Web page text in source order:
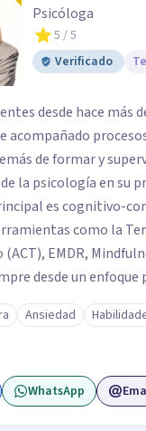
Psicóloga
5 / 5
Verificado
desde hace más
acompañado
de formar y
la psicología en su
es cognitivo-
como la
EMDR,
desde un enfoque
a cada
de crecimiento
al trabajo
y la
a las personas a
Ansiedad
WhatsApp